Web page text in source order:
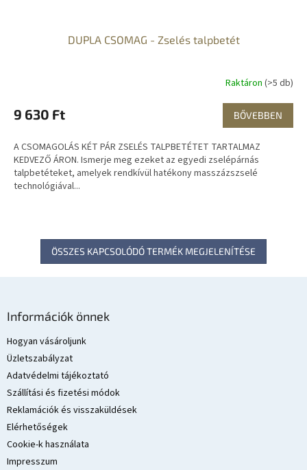
DUPLA CSOMAG - Zselés talpbetét
Raktáron (>5 db)
9 630 Ft BŐVEBBEN
A CSOMAGOLÁS KÉT PÁR ZSELÉS TALPBETÉTET TARTALMAZ
KEDVEZŐ ÁRON. Ismerje meg ezeket az egyedi zselépárnás
talpbetéteket, amelyek rendkívül hatékony masszázszselé
technológiával...
ÖSSZES KAPCSOLÓDÓ TERMÉK MEGJELENÍTÉSE
Információk önnek
Hogyan vásároljunk
Üzletszabályzat
Adatvédelmi tájékoztató
Szállítási és fizetési módok
Reklamációk és visszaküldések
Elérhetőségek
Cookie-k használata
Impresszum